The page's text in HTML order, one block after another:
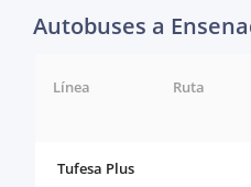
Autobuses a
Línea Ruta
Tufesa Plus